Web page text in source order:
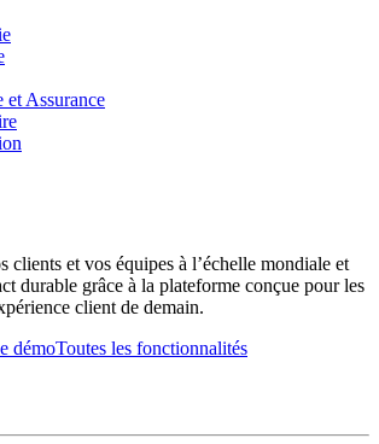
et Assurance
clients et vos équipes à l’échelle mondiale et
durable grâce à la plateforme conçue pour les
client de demain.
démoToutes les fonctionnalités